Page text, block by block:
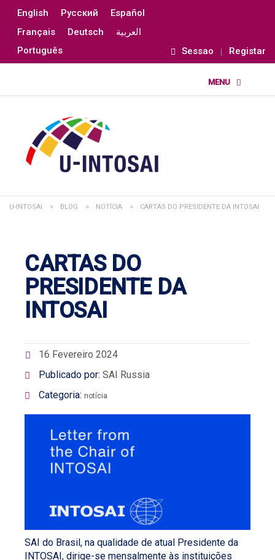
English Русский
Español
Français
Deutsch
العربية
Português
Sessao Registar
U-INTOSAI > BLOG > NOTÍCIA > CARTAS DO PRESIDENTE DA INTOSAI
CARTAS DO
PRESIDENTE DA
INTOSAI
16 Fevereiro 2024
Publicado por: SAI Russia
Categoria: notícia
SAI do Brasil, na qualidade de atual Presidente da
INTOSAI, dirige-se mensalmente às instituições